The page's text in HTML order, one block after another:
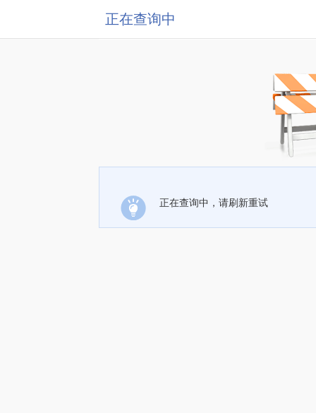
正在查询中
正在查询中，请刷新重试